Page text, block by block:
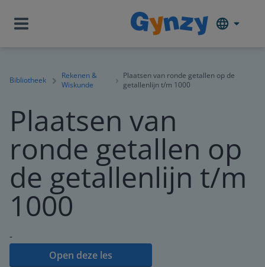
Bibliotheek
Rekenen &
Wiskunde
Plaatsen van ronde getallen op de
getallenlijn t/m 1000
Plaatsen van
ronde getallen op
de getallenlijn t/m
1000
-
Open deze les